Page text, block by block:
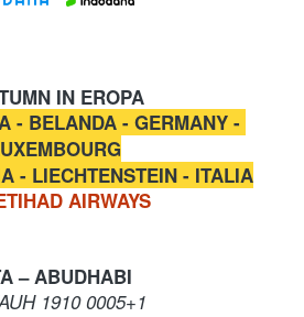
IN EROPA
- BELANDA - GERMANY -
- LIECHTENSTEIN - ITALIA
AIRWAYS
– ABUDHABI
1910 0005+1